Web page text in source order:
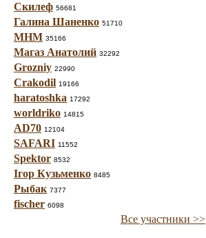
Скилеф 56681
Галина Шаненко 51710
МНМ 35166
Магаз Анатолий 32292
Grozniy 22990
Crakodil 19166
haratoshka 17292
worldriko 14815
AD70 12104
SAFARI 11552
Spektor 8532
Ігор Кузьменко 8485
Рыбак 7377
fischer 6098
Все участники >>